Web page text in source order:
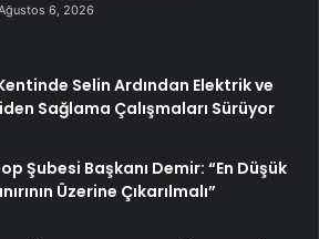
6, 2026
Selin Ardından Elektrik ve
Sağlama Çalışmaları Sürüyor
Şubesi Başkanı Demir: “En Düşük
Üzerine Çıkarılmalı”